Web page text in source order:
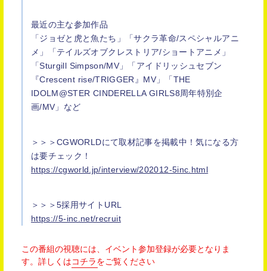
最近の主な参加作品
「ジョゼと虎と魚たち」「サクラ革命/スペシャルアニ
メ」「テイルズオブクレストリア/ショートアニメ」
「Sturgill Simpson/MV」「アイドリッシュセブン
『Crescent rise/TRIGGER』MV」「THE
IDOLM@STER CINDERELLA GIRLS8周年特別企
画/MV」など
＞＞＞CGWORLDにて取材記事を掲載中！気になる方
は要チェック！
https://cgworld.jp/interview/202012-5inc.html
＞＞＞5採用サイトURL
https://5-inc.net/recruit
この番組の視聴には、イベント参加登録が必要となりま
す。 詳しくは コチラ をご覧ください